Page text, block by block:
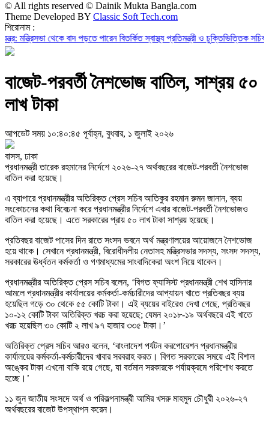
© All rights reserved © Dainik Mukta Bangla.com
Theme Developed BY Classic Soft Tech.com
শিরোনাম :
থেকে বাদ পড়তে পারেন বিতর্কিত স্বাস্থ্য প্রতিমন্ত্রী ও চুক্তিভিত্তিক সচিব!রাজস্ব
বাজেট-পরবর্তী নৈশভোজ বাতিল, সাশ্রয় ৫০
লাখ টাকা
আপডেট সময় ১০:৪০:৪৫ পূর্বাহ্ন, বুধবার, ১ জুলাই ২০২৬
বাসস, ঢাকা
প্রধানমন্ত্রী তারেক রহমানের নির্দেশে ২০২৬-২৭ অর্থবছরের বাজেট-পরবর্তী নৈশভোজ
বাতিল করা হয়েছে।
এ ব্যাপারে প্রধানমন্ত্রীর অতিরিক্ত প্রেস সচিব আতিকুর রহমান রুমন জানান, ব্যয়
সংকোচনের কথা বিবেচনা করে প্রধানমন্ত্রীর নির্দেশে এবার বাজেট-পরবর্তী নৈশভোজও
বাতিল করা হয়েছে। এতে সরকারের প্রায় ৫০ লাখ টাকা সাশ্রয় হয়েছে।
প্রতিবছর বাজেট পাসের দিন রাতে সংসদ ভবনে অর্থ মন্ত্রণালয়ের আয়োজনে নৈশভোজ
হয়ে থাকে। সেখানে প্রধানমন্ত্রী, বিরোধীদলীয় নেতাসহ মন্ত্রিসভার সদস্য, সংসদ সদস্য,
সরকারের ঊর্ধ্বতন কর্মকর্তা ও গণমাধ্যমের সাংবাদিকেরা অংশ নিয়ে থাকেন।
প্রধানমন্ত্রীর অতিরিক্ত প্রেস সচিব বলেন, ‘বিগত ফ্যাসিস্ট প্রধানমন্ত্রী শেখ হাসিনার
আমলে প্রধানমন্ত্রীর কার্যালয়ের কর্মকর্তা-কর্মচারীদের আপ্যায়ন খাতে প্রতিবছর ব্যয়
হয়েছিল গড়ে ৩০ থেকে ৫৫ কোটি টাকা। এই ব্যয়ের বাইরেও দেখা গেছে, প্রতিবছর
১০-১২ কোটি টাকা অতিরিক্ত খরচ করা হয়েছে; যেমন ২০১৮-১৯ অর্থবছরে এই খাতে
খরচ হয়েছিল ৩০ কোটি ২ লাখ ৯৭ হাজার ৩৩৫ টাকা।’
অতিরিক্ত প্রেস সচিব আরও বলেন, ‘বাংলাদেশ পর্যটন করপোরেশন প্রধানমন্ত্রীর
কার্যালয়ের কর্মকর্তা-কর্মচারীদের খাবার সরবরাহ করত। বিগত সরকারের সময়ে এই বিশাল
অঙ্কের টাকা এখনো বাকি রয়ে গেছে, যা বর্তমান সরকারকে পর্যায়ক্রমে পরিশোধ করতে
হচ্ছে।’
১১ জুন জাতীয় সংসদে অর্থ ও পরিকল্পনামন্ত্রী আমির খসরু মাহমুদ চৌধুরী ২০২৬-২৭
অর্থবছরের বাজেট উপস্থাপন করেন।